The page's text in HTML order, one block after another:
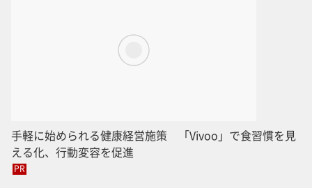
手軽に始められる健康経営施策 「Vivoo」で食習慣を見
える化、行動変容を促進
PR